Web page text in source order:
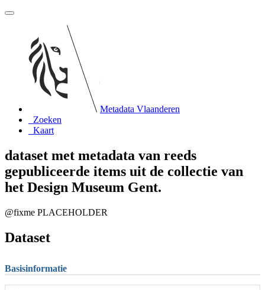
Metadata Vlaanderen
Zoeken
Kaart
dataset met metadata van reeds
gepubliceerde items uit de collectie van
het Design Museum Gent.
@fixme PLACEHOLDER
Dataset
Basisinformatie